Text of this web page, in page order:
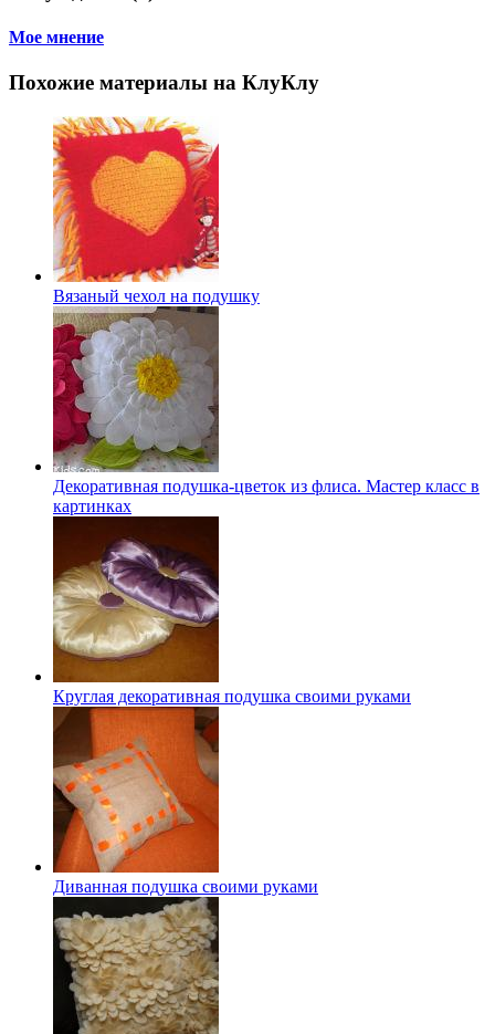
Мое мнение
Похожие материалы на КлуКлу
Вязаный чехол на подушку
Декоративная подушка-цветок из флиса. Мастер класс в
картинках
Круглая декоративная подушка своими руками
Диванная подушка своими руками